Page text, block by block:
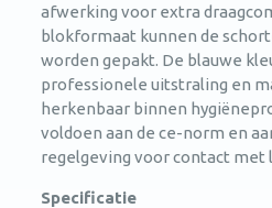
afwerking voor extra
blokformaat kunnen de
worden gepakt. De blauwe
professionele uitstraling en
herkenbaar binnen
voldoen aan de ce-norm en
regelgeving voor contact met
Specificatie